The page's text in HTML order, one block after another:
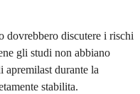
dovrebbero discutere i rischi
gli studi non abbiano
apremilast durante la
stabilita.